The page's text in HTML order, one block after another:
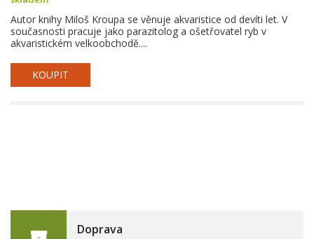
Autor knihy Miloš Kroupa se věnuje akvaristice od devíti let. V
současnosti pracuje jako parazitolog a ošetřovatel ryb v
akvaristickém velkoobchodě....
KOUPIT
Doprava